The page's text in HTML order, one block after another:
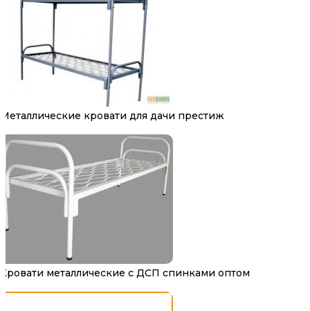
Металлические кровати для дачи престиж
Кровати металлические с ДСП спинками оптом